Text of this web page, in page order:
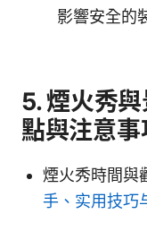
影響安全的
5. 煙火秀
點與注意事
煙火秀時間與
手、实用技巧